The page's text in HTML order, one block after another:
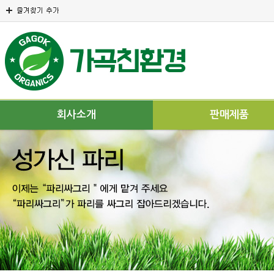
회사소개 판매제품